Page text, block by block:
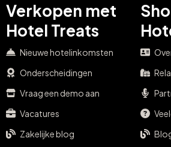
Verkopen met
Hotel Treats
Nieuwe hotelinkomsten
Onderscheidingen
Vraag een demo aan
Vacatures
Zakelijke blog